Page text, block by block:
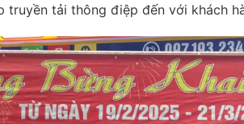
tải thông điệp đến với khách